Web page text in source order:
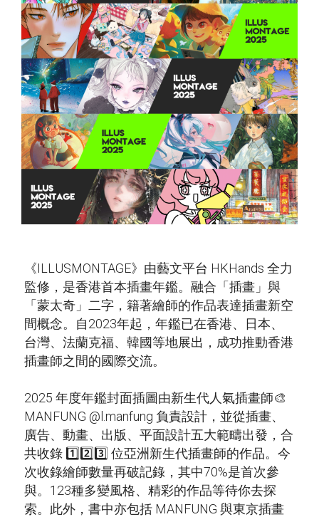
《ILLUSMONTAGE》由藝文平台 HKHands 全力
監修，是香港首本插畫年鑑。融合「插畫」與
「蒙太奇」二字，籍著繪師的作品表達插畫新空
間概念。自2023年起，年鑑已在香港、日本、
台灣、法蘭克福、韓國等地展出，成功推動香港
插畫師之間的國際交流。
2025 年度年鑑封面插圖由新生代人氣插畫師🎨
MANFUNG @l.manfung 負責設計，並從插畫、
廣告、動畫、出版、平面設計五大範疇出發，合
共收錄 1️⃣2️⃣3️⃣ 位亞洲新生代插畫師的作品。今
次收錄繪師數量再破記錄，其中70%是首次參
與。123種多變風格、精彩的作品等待你去探
索。此外，書中亦包括 MANFUNG 與東京插畫